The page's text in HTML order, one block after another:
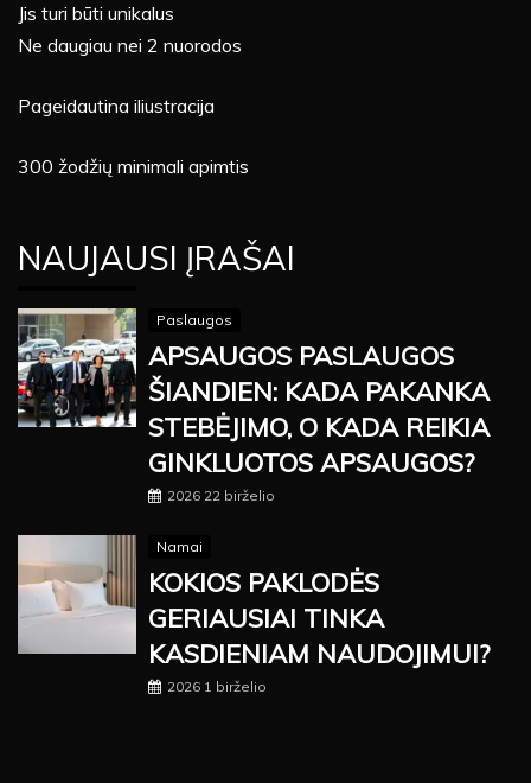
Jis turi būti unikalus
Ne daugiau nei 2 nuorodos
Pageidautina iliustracija
300 žodžių minimali apimtis
NAUJAUSI ĮRAŠAI
Paslaugos
APSAUGOS PASLAUGOS
ŠIANDIEN: KADA PAKANKA
STEBĖJIMO, O KADA REIKIA
GINKLUOTOS APSAUGOS?
2026 22 birželio
Namai
KOKIOS PAKLODĖS
GERIAUSIAI TINKA
KASDIENIAM NAUDOJIMUI?
2026 1 birželio